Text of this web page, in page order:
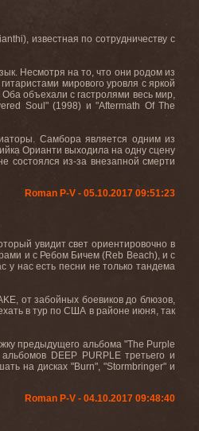
), известная по сотрудничеству с
Несмотря на то, что они родом из
мирового уровля с яркой
Оба объехали с гастролями весь мир,
Soul " (1998) и "Aftermath Of The
Самбора является одним из
Орианти выходила на одну сцену
состоялся из-за внезапной смерти
Roman P-V - 05.10.2017 09:51:23
увидит свет ориентировочно в
и с Ребом Бичем (Reb Beach), и с
у нас есть песни не только тандема
, от забойных боевиков до блюзов,
в тур по США в районе июня, так
предыдущего альбома "The Purple
DEEP PURPLE третьего и
на дисках "Burn", "Stormbringer" и
Roman P-V - 04.10.2017 09:48:40